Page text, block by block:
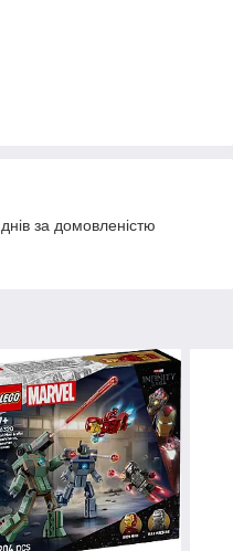
за домовленістю